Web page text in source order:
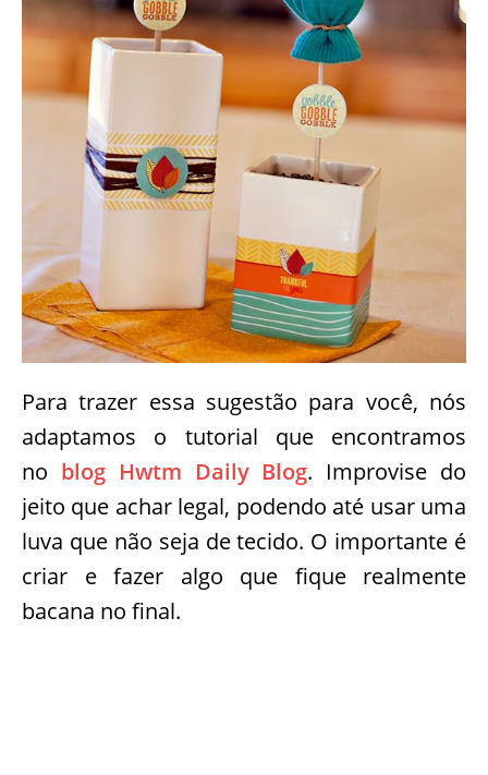
Para trazer essa sugestão para você, nós
adaptamos o tutorial que encontramos
noblog Hwtm Daily Blog. Improvise do
jeito que achar legal, podendo até usar uma